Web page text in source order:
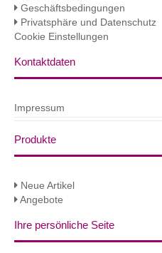
Geschäftsbedingungen
Privatsphäre und Datenschutz
Cookie Einstellungen
Kontaktdaten
Impressum
Produkte
Neue Artikel
Angebote
Ihre persönliche Seite